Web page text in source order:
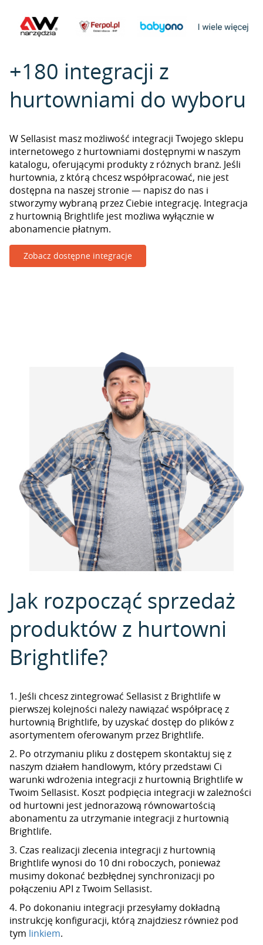
+180 integracji z
hurtowniami do wyboru
W Sellasist masz możliwość integracji Twojego sklepu
internetowego z hurtowniami dostępnymi w naszym
katalogu, oferującymi produkty z różnych branż. Jeśli
hurtownia, z którą chcesz współpracować, nie jest
dostępna na naszej stronie — napisz do nas i
stworzymy wybraną przez Ciebie integrację. Integracja
z hurtownią Brightlife jest możliwa wyłącznie w
abonamencie płatnym.
Zobacz dostępne integracje
Jak rozpocząć sprzedaż
produktów z hurtowni
Brightlife?
1. Jeśli chcesz zintegrować Sellasist z Brightlife w
pierwszej kolejności należy nawiązać współpracę z
hurtownią Brightlife, by uzyskać dostęp do plików z
asortymentem oferowanym przez Brightlife.
2. Po otrzymaniu pliku z dostępem skontaktuj się z
naszym działem handlowym, który przedstawi Ci
warunki wdrożenia integracji z hurtownią Brightlife w
Twoim Sellasist. Koszt podpięcia integracji w zależności
od hurtowni jest jednorazową równowartością
abonamentu za utrzymanie integracji z hurtownią
Brightlife.
3. Czas realizacji zlecenia integracji z hurtownią
Brightlife wynosi do 10 dni roboczych, ponieważ
musimy dokonać bezbłędnej synchronizacji po
połączeniu API z Twoim Sellasist.
4. Po dokonaniu integracji przesyłamy dokładną
instrukcję konfiguracji, którą znajdziesz również pod
tym linkiem.